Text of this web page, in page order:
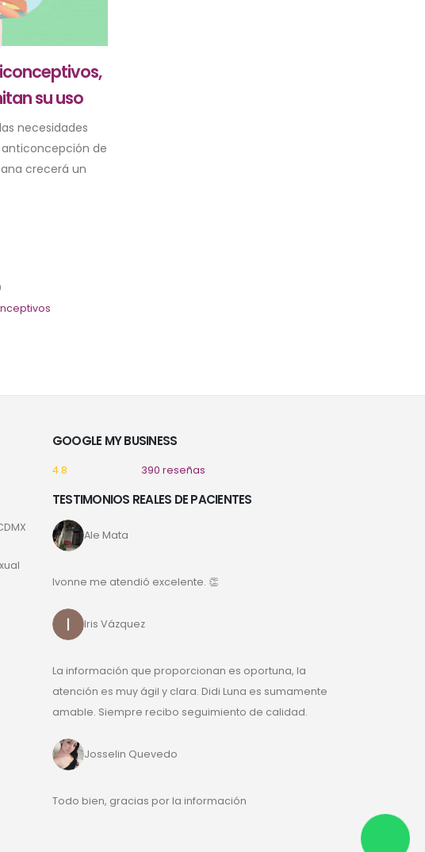
su uso
necesidades
de
crecerá un
GOOGLE MY BUSINESS
4.8 390 reseñas
TESTIMONIOS REALES DE PACIENTES
Ale Mata
Ivonne me atendió excelente. 👏
Iris Vázquez
La información que proporcionan es oportuna, la
atención es muy ágil y clara. Didi Luna es sumamente
amable. Siempre recibo seguimiento de calidad.
Josselin Quevedo
Todo bien, gracias por la información